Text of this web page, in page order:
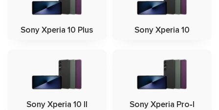
Sony Xperia 10 Plus Sony Xperia 10
Sony Xperia 10 II Sony Xperia Pro‑I